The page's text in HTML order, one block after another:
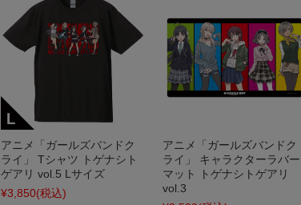
アニメ「ガールズバンドク
ライ」 Tシャツ トゲナシト
ゲアリ vol.5 Lサイズ
¥3,850(税込)
アニメ「ガールズバンドク
ライ」 キャラクターラバー
マット トゲナシトゲアリ
vol.3